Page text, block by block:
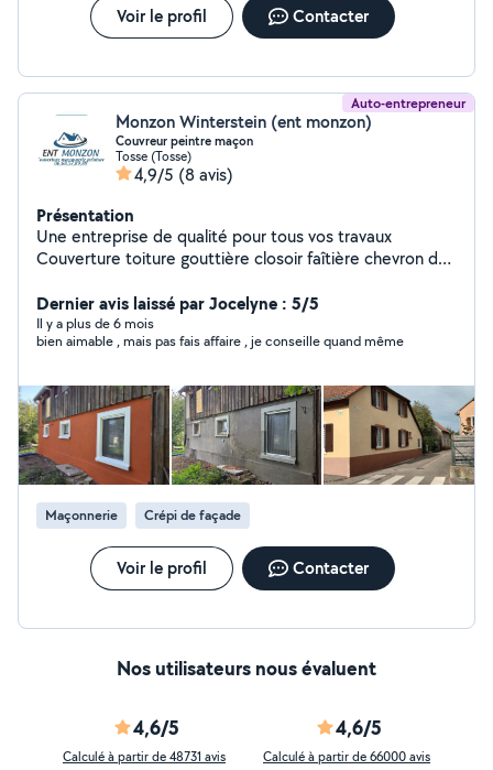
Voir le profil Contacter
Auto-entrepreneur
Monzon Winterstein (ent monzon)
Couvreur peintre maçon
Tosse (Tosse)
4,9/5 (8 avis)
Présentation
Une entreprise de qualité pour tous vos travaux
Couverture toiture gouttière closoir faîtière chevron de
Création desou de toit Pose de bâche Nettoyage
toiture Hydrofuge toiture Démoussage toiture
maçonnerie crépi Enduit Joint pierres apparent Muret
muret
Dernier avis laissé par Jocelyne : 5/5
Il y a plus de 6 mois
bien aimable , mais pas fais affaire , je conseille quand même
Maçonnerie Crépi de façade
Voir le profil Contacter
Nos utilisateurs nous évaluent
4,6/5
Calculé à partir de 48731 avis
4,6/5
Calculé à partir de 66000 avis